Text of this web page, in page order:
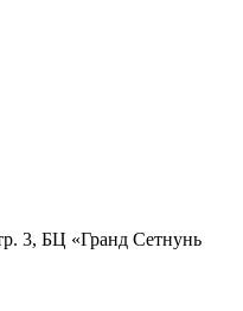
3, БЦ «Гранд Сетнунь